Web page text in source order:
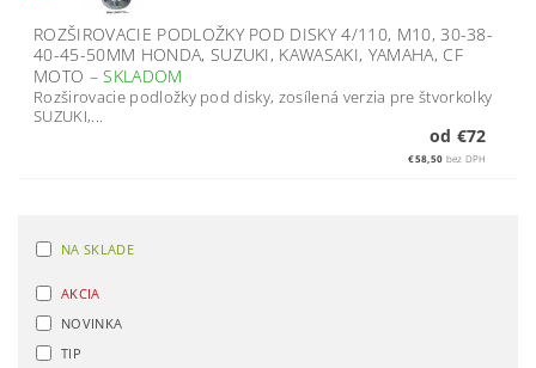
ROZŠIROVACIE PODLOŽKY POD DISKY 4/110, M10, 30-38-
40-45-50MM HONDA, SUZUKI, KAWASAKI, YAMAHA, CF
MOTO –SKLADOM
Rozširovacie podložky pod disky, zosílená verzia pre štvorkolky
SUZUKI,...
od €72
€58,50 bez DPH
NA SKLADE
AKCIA
NOVINKA
TIP